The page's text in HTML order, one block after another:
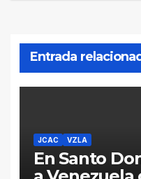
Entrada
JCAC VZLA
En Santo